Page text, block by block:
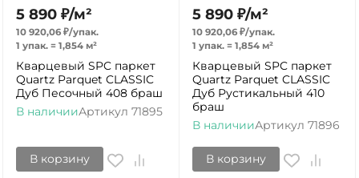
5 890 ₽/м²
10 920,06 ₽/упак.
1 упак. = 1,854 м²
Кварцевый SPC паркет
Quartz Parquet CLASSIC
Дуб Песочный 408 браш
В наличииАртикул 71895
В корзину
5 890 ₽/м²
10 920,06 ₽/упак.
1 упак. = 1,854 м²
Кварцевый SPC паркет
Quartz Parquet CLASSIC
Дуб Рустикальный 410
браш
В наличииАртикул 71896
В корзину